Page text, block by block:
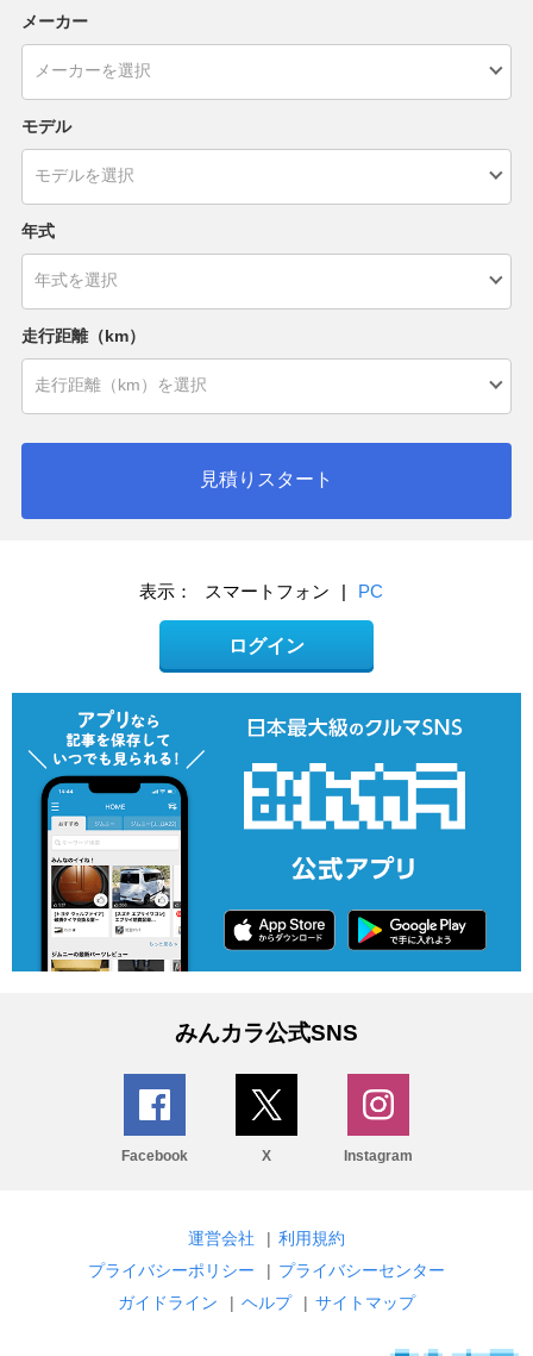
メーカー
モデル
年式
走行距離（km）
見積りスタート
表示： スマートフォン | PC
ログイン
みんカラ公式SNS
Facebook X Instagram
運営会社 | 利用規約
プライバシーポリシー
| プライバシーセンター
ガイドライン
| ヘルプ | サイトマップ